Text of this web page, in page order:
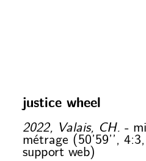
justice wheel
2022, Valais, CH. -
métrage (50’59’’,
support web)